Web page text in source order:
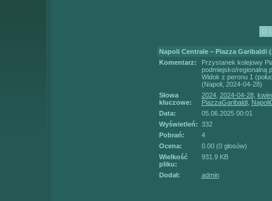
Napoli Centrale – Piazza Garibaldi
Komentarz:
Przystanek kolejowy
podmiejsko/regionalną
Widok z peronu 1
(Napoli, 2024-04-28)
Słowa
kluczowe:
2024, 2024-04-28,
PiazzaGaribaldi,
Data:
05.06.2025 00:01
Wyświetleń: 332
Pobrań:
4
Ocena:
0.00 (0 głosów)
Wielkość
pliku:
931.9 KB
Dodał: admin